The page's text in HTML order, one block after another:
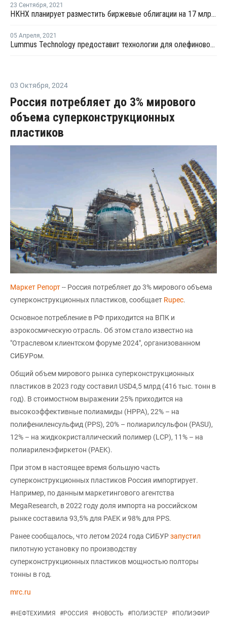
23 Сентября, 2021
НКНХ планирует разместить биржевые облигации на 17 млрд рублей
05 Апреля, 2021
Lummus Technology предоставит технологии для олефинового комплекса НКНХ
03 Октября, 2024
Россия потребляет до 3% мирового
объема суперконструкционных
пластиков
Маркет Репорт-- Россия потребляет до 3% мирового объема
суперконструкционных пластиков, сообщает Rupec.
Основное потребление в РФ приходится на ВПК и
аэрокосмическую отрасль. Об этом стало известно на
"Отраслевом клиентском форуме 2024", организованном
СИБУРом.
Общий объем мирового рынка суперконструкционных
пластиков в 2023 году составил USD4,5 млрд (416 тыс. тонн в
год). В стоимостном выражении 25% приходится на
высокоэффективные полиамиды (HPPA), 22% – на
полифениленсульфид (PPS), 20% – полиарилсульфон (PASU),
12% – на жидкокристаллический полимер (LCP), 11% – на
полиариленэфиркетон (PAEK).
При этом в настоящее время большую часть
суперконструкционных пластиков Россия импортирует.
Например, по данным маркетингового агентства
MegaResearch, в 2022 году доля импорта на российском
рынке составила 93,5% для PAEK и 98% для PPS.
Ранее сообщалось, что летом 2024 года CИБУРзапустил
пилотную установку по производству
суперконструкционных пластиков мощностью полторы
тонны в год.
mrc.ru
#НЕФТЕХИМИЯ #РОССИЯ #НОВОСТЬ #ПОЛИЭСТЕР #ПОЛИЭФИР